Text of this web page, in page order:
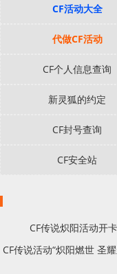
CF活动大全
代做CF活动
CF个人信息查询
新灵狐的约定
CF封号查询
CF安全站
CF传说炽阳活动开
CF传说活动“炽阳燃世 圣